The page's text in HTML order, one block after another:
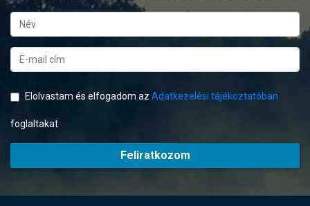
Elolvastam és elfogadom az Adatkezelési tájékoztatóban
foglaltakat
Feliratkozom